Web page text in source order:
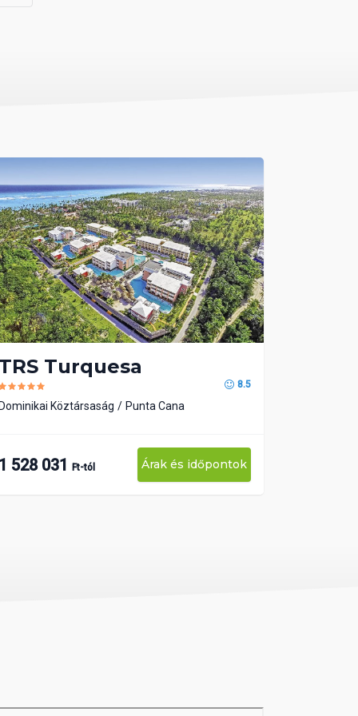
Turquesa
8.5
Köztársaság Punta Cana
528 031 Ft-tól Árak és időpontok